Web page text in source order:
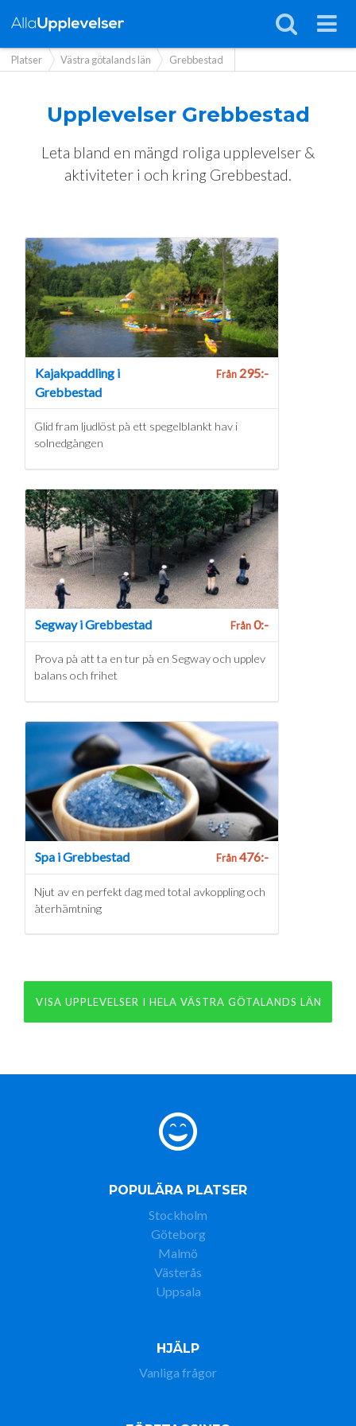
Platser Västra götalands län Grebbestad
Upplevelser Grebbestad
Leta bland en mängd roliga upplevelser &
aktiviteter i och kring Grebbestad.
Kajakpaddling i
Grebbestad
Från295:-
Glid fram ljudlöst på ett spegelblankt hav i
solnedgången
Segway i Grebbestad Från0:-
Prova på att ta en tur på en Segway och upplev
balans och frihet
Spa i Grebbestad Från476:-
Njut av en perfekt dag med total avkoppling och
återhämtning
VISA UPPLEVELSER I HELA VÄSTRA GÖTALANDS LÄN
POPULÄRA PLATSER
Stockholm
Göteborg
Malmö
Västerås
Uppsala
HJÄLP
Vanliga frågor